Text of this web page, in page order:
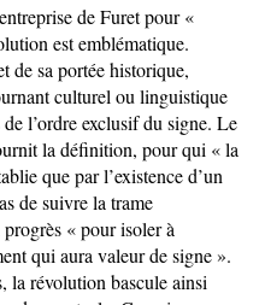
de Furet pour «
est emblématique.
de sa portée historique,
culturel ou linguistique
l’ordre exclusif du signe. Le
la définition, pour qui « la
que par l’existence d’un
de suivre la trame
« pour isoler à
qui aura valeur de signe ».
la révolution bascule ainsi